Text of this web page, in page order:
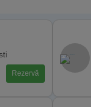
Rezervă